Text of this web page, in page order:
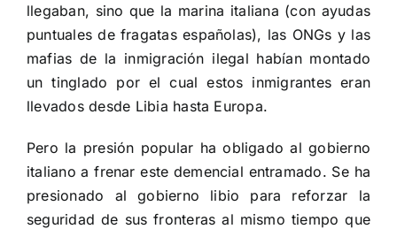
llegaban, sino que la marina italiana (con ayudas
puntuales de fragatas españolas), las ONGs y las
mafias de la inmigración ilegal habían montado
un tinglado por el cual estos inmigrantes eran
llevados desde Libia hasta Europa.
Pero la presión popular ha obligado al gobierno
italiano a frenar este demencial entramado. Se ha
presionado al gobierno libio para reforzar la
seguridad de sus fronteras al mismo tiempo que